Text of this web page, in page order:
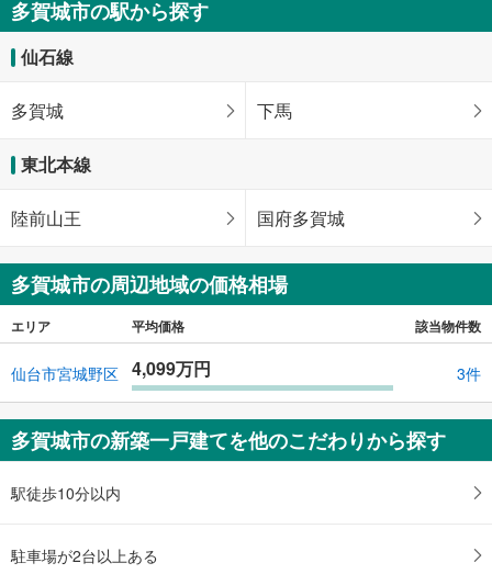
多賀城市の駅から探す
仙石線
多賀城 下馬
東北本線
陸前山王 国府多賀城
多賀城市の周辺地域の価格相場
エリア 平均価格 該当物件数
仙台市宮城野区 4,099万円 3件
多賀城市の新築一戸建てを他のこだわりから探す
駅徒歩10分以内
駐車場が2台以上ある